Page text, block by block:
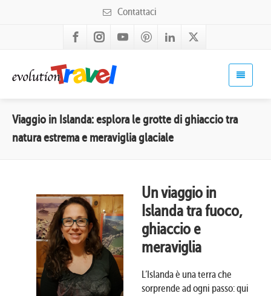
Contattaci
Viaggio in Islanda: esplora le grotte di ghiaccio tra
natura estrema e meraviglia glaciale
Un viaggio in
Islanda tra fuoco,
ghiaccio e
meraviglia
L’Islanda è una terra che
sorprende ad ogni passo: qui